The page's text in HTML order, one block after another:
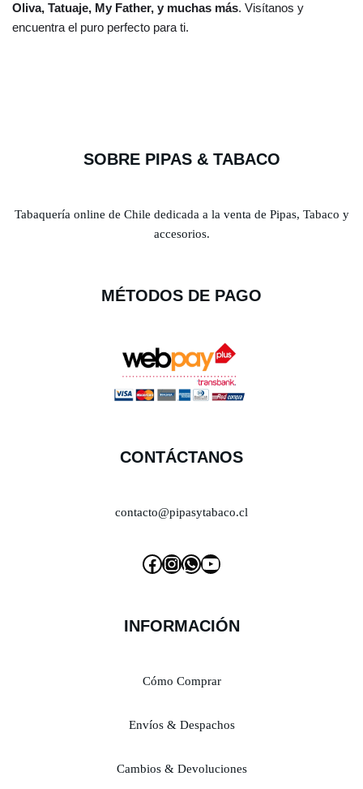
Oliva, Tatuaje, My Father, y muchas más. Visítanos y
encuentra el puro perfecto para ti.
SOBRE PIPAS & TABACO
Tabaquería online de Chile dedicada a la venta de Pipas, Tabaco y
accesorios.
MÉTODOS DE PAGO
CONTÁCTANOS
contacto@pipasytabaco.cl
INFORMACIÓN
Cómo Comprar
Envíos & Despachos
Cambios & Devoluciones